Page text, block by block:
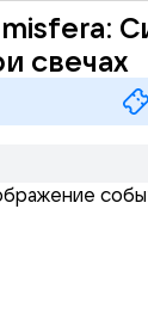
свечах